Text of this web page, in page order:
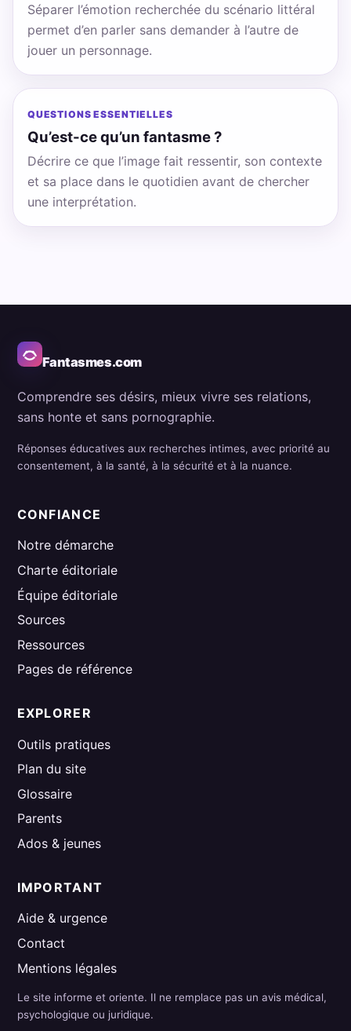
Séparer l’émotion recherchée du scénario littéral
permet d’en parler sans demander à l’autre de
jouer un personnage.
QUESTIONS ESSENTIELLES
Qu’est-ce qu’un fantasme ?
Décrire ce que l’image fait ressentir, son contexte
et sa place dans le quotidien avant de chercher
une interprétation.
Fantasmes.com
Comprendre ses désirs, mieux vivre ses relations,
sans honte et sans pornographie.
Réponses éducatives aux recherches intimes, avec priorité au
consentement, à la santé, à la sécurité et à la nuance.
CONFIANCE
Notre démarche
Charte éditoriale
Équipe éditoriale
Sources
Ressources
Pages de référence
EXPLORER
Outils pratiques
Plan du site
Glossaire
Parents
Ados & jeunes
IMPORTANT
Aide & urgence
Contact
Mentions légales
Le site informe et oriente. Il ne remplace pas un avis médical,
psychologique ou juridique.